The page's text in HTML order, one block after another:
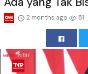
2 months ago 81